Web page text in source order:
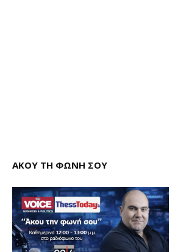
ΑΚΟΥ ΤΗ ΦΩΝΗ ΣΟΥ